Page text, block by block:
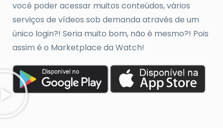
você poder acessar muitos conteúdos, vários
serviços de vídeos sob demanda através de um
único login?! Seria muito bom, não é mesmo?! Pois
assim é o Marketplace da Watch!